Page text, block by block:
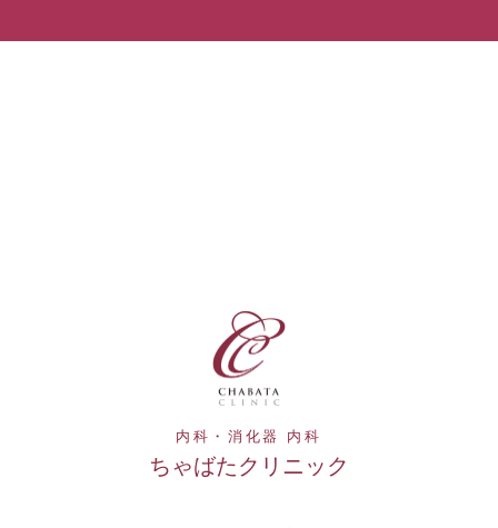
内科・消化器 内科
ちゃばたクリニック